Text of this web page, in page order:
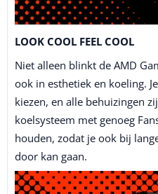
LOOK COOL FEEL COOL
Niet alleen blinkt de AMD
ook in esthetiek en koeling.
kiezen, en alle behuizingen
koelsysteem met genoeg
houden, zodat je ook bij
door kan gaan.